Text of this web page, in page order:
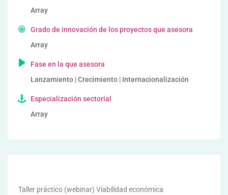
Array
Grado de innovación de los proyectos que asesora
Array
Fase en la que asesora
Lanzamiento | Crecimiento | Internacionalización
Especialización sectorial
Array
Taller práctico (webinar) Viabilidad económica